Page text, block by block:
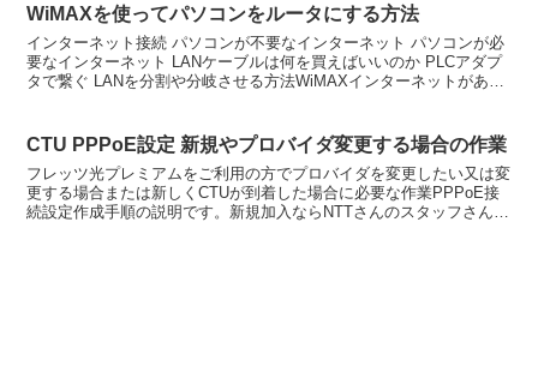
WiMAXを使ってパソコンをルータにする方法
インターネット接続 パソコンが不要なインターネット パソコンが必
要なインターネット LANケーブルは何を買えばいいのか PLCアダプ
タで繋ぐ LANを分割や分岐させる方法WiMAXインターネットがある
CTU PPPoE設定 新規やプロバイダ変更する場合の作業
フレッツ光プレミアムをご利用の方でプロバイダを変更したい又は変
更する場合または新しくCTUが到着した場合に必要な作業PPPoE接
続設定作成手順の説明です。新規加入ならNTTさんのスタッフさんが